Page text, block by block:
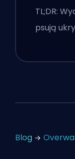
TL;DR:
psują
Blog